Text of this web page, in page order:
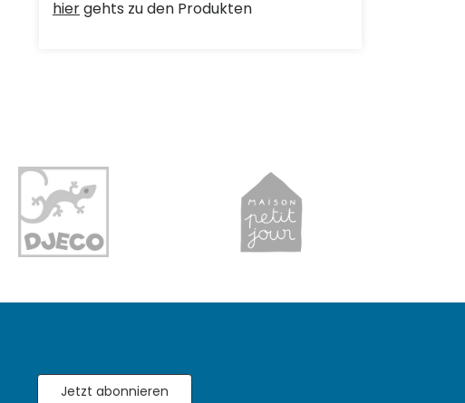
hiergehts zu den Produkten
Jetzt abonnieren